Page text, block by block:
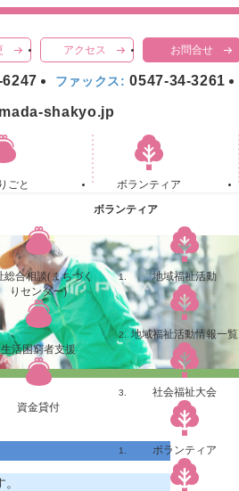
アクセス お問合せ
ファックス: 0547-34-3261
shakyo.jp
ごと
総合相談(まちづく
りセンター)
生活困窮者支援
資金貸付
ボランティア
ボランティア
地域福祉活動
地域福祉活動情報一覧
社会福祉大会
ボランティア